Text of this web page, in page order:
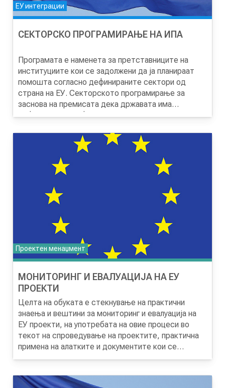
поставување соодветни линии на отчетност.
ЕУ интеграции
СЕКТОРСКО ПРОГРАМИРАЊЕ НА ИПА
Програмата е наменета за претставниците на
институциите кои се задолжени да ја планираат
помошта согласно дефинираните сектори од
страна на ЕУ. Секторското програмирање за
заснова на премисата дека државата има
дефинирани сеопфатни секторски стратегии, но
сегментирани стратегии, па оттука е неопходно
заедничко планирање и приоритизирање.
Дополнително, при програмирањето државата
воспоставени од Европската комисија, па и
нивното користење може да биде предизвик.
Проектен менаџмент
МОНИТОРИНГ И ЕВАЛУАЦИЈА НА ЕУ
ПРОЕКТИ
Целта на обуката е стекнување на практични
знаења и вештини за мониторинг и евалуација на
ЕУ проекти, на употребата на овие процеси во
текот на спроведување на проектите, практична
примена на алатките и документите кои се
користат за мониторинг и евалуација и јакнење на
постигнувањата на проектите. Различните типови